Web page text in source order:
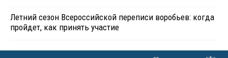
Летний сезон Всероссийской переписи воробьев: когда
пройдет, как принять участие